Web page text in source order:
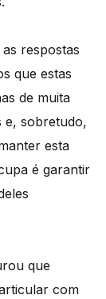
respostas
que estas
de muita
e, sobretudo,
esta
é garantir
que
com